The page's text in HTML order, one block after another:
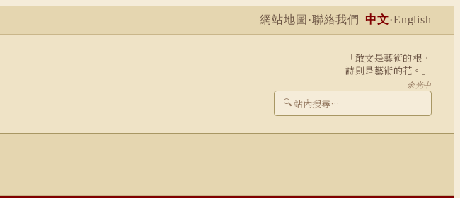
網站地圖 ·聯絡我們 中文·English
「敢文是藝術的根，
詩則是藝術的花。」
— 余光中
🔍